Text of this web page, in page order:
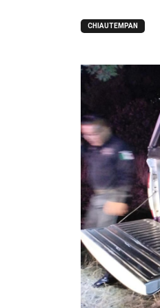
CHIAUTEMPAN